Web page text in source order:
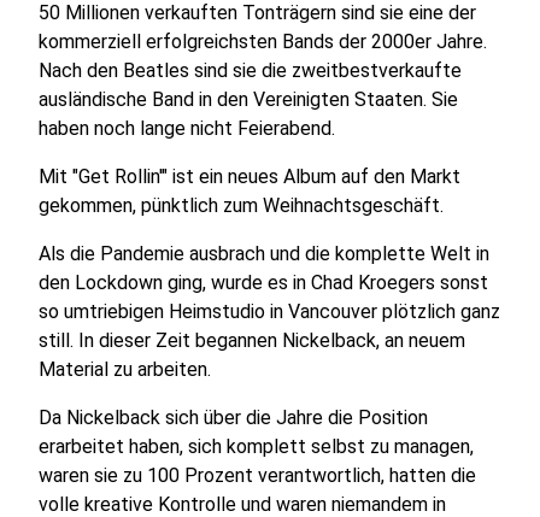
50 Millionen verkauften Tonträgern sind sie eine der
kommerziell erfolgreichsten Bands der 2000er Jahre.
Nach den Beatles sind sie die zweitbestverkaufte
ausländische Band in den Vereinigten Staaten. Sie
haben noch lange nicht Feierabend.
Mit "Get Rollin'" ist ein neues Album auf den Markt
gekommen, pünktlich zum Weihnachtsgeschäft.
Als die Pandemie ausbrach und die komplette Welt in
den Lockdown ging, wurde es in Chad Kroegers sonst
so umtriebigen Heimstudio in Vancouver plötzlich ganz
still. In dieser Zeit begannen Nickelback, an neuem
Material zu arbeiten.
Da Nickelback sich über die Jahre die Position
erarbeitet haben, sich komplett selbst zu managen,
waren sie zu 100 Prozent verantwortlich, hatten die
volle kreative Kontrolle und waren niemandem in